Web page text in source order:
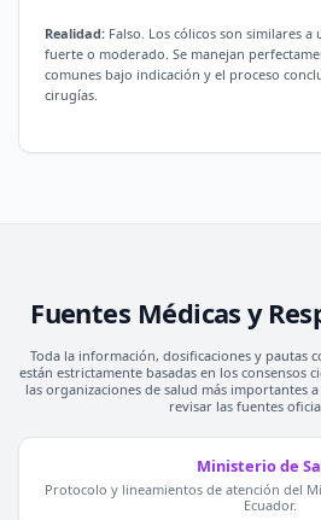
Realidad: Falso. Los cólicos son similares
fuerte o moderado. Se manejan
comunes bajo indicación y el proceso
cirugías.
Fuentes Médicas y
Toda la información, dosificaciones y pautas
están estrictamente basadas en los consensos
las organizaciones de salud más importantes
revisar las fuentes
Ministerio de
Protocolo y lineamientos de atención del
Ecuador.